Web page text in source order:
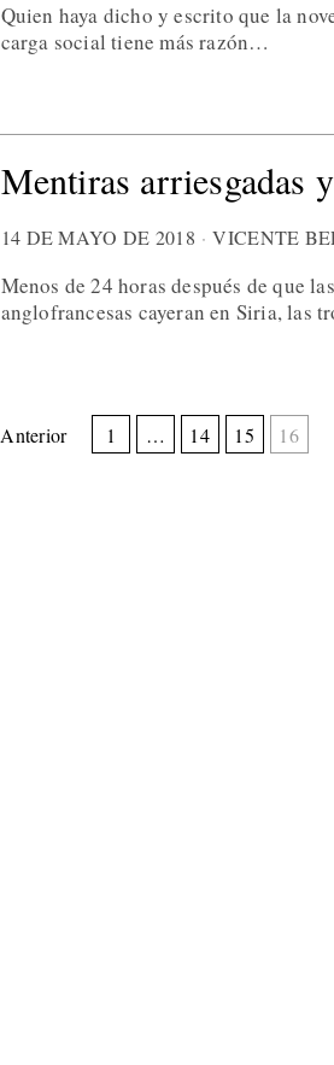
Quien haya dicho y escrito que la
carga social tiene más razón…
Mentiras arriesgadas
14 DE MAYO DE 2018 VICENTE
Menos de 24 horas después de que
anglofrancesas cayeran en Siria, las
Anterior 1 … 14 15 16